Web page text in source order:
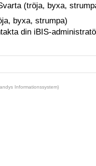
(tröja, byxa,
byxa, strumpa)
din iBIS-
Informationssystem)